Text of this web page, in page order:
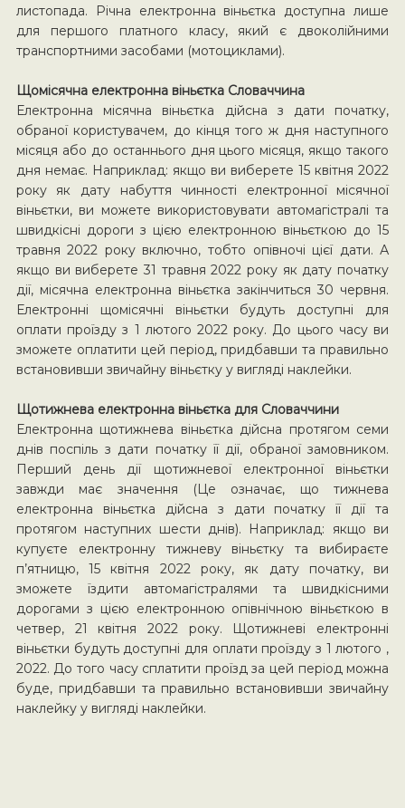
листопада. Річна електронна віньєтка доступна лише
для першого платного класу, який є двоколійними
транспортними засобами (мотоциклами).
Щомісячна електронна віньєтка Словаччина
Електронна місячна віньєтка дійсна з дати початку,
обраної користувачем, до кінця того ж дня наступного
місяця або до останнього дня цього місяця, якщо такого
дня немає. Наприклад: якщо ви виберете 15 квітня 2022
року як дату набуття чинності електронної місячної
віньєтки, ви можете використовувати автомагістралі та
швидкісні дороги з цією електронною віньєткою до 15
травня 2022 року включно, тобто опівночі цієї дати. А
якщо ви виберете 31 травня 2022 року як дату початку
дії, місячна електронна віньєтка закінчиться 30 червня.
Електронні щомісячні віньєтки будуть доступні для
оплати проїзду з 1 лютого 2022 року. До цього часу ви
зможете оплатити цей період, придбавши та правильно
встановивши звичайну віньєтку у вигляді наклейки.
Щотижнева електронна віньєтка для Словаччини
Електронна щотижнева віньєтка дійсна протягом семи
днів поспіль з дати початку її дії, обраної замовником.
Перший день дії щотижневої електронної віньєтки
завжди має значення (Це означає, що тижнева
електронна віньєтка дійсна з дати початку її дії та
протягом наступних шести днів). Наприклад: якщо ви
купуєте електронну тижневу віньєтку та вибираєте
п’ятницю, 15 квітня 2022 року, як дату початку, ви
зможете їздити автомагістралями та швидкісними
дорогами з цією електронною опівнічною віньєткою в
четвер, 21 квітня 2022 року. Щотижневі електронні
віньєтки будуть доступні для оплати проїзду з 1 лютого ,
2022. До того часу сплатити проїзд за цей період можна
буде, придбавши та правильно встановивши звичайну
наклейку у вигляді наклейки.